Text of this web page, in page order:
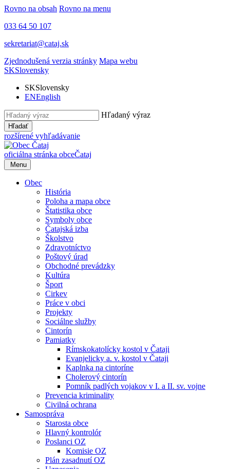
Rovno na obsah Rovno na menu
033 64 50 107
sekretariat@cataj.sk
Zjednodušená verzia stránky Mapa webu
SKSlovensky
SKSlovensky
ENEnglish
Hľadaný výraz
Hľadať
rozšírené vyhľadávanie
oficiálna stránka obceČataj
Menu
Obec
História
Poloha a mapa obce
Štatistika obce
Symboly obce
Čatajská izba
Školstvo
Zdravotníctvo
Poštový úrad
Obchodné prevádzky
Kultúra
Šport
Cirkev
Práce v obci
Projekty
Sociálne služby
Cintorín
Pamiatky
Rímskokatolícky kostol v Čataji
Evanjelicky a. v. kostol v Čataji
Kaplnka na cintoríne
Cholerový cintorín
Pomník padlých vojakov v I. a II. sv. vojne
Prevencia kriminality
Civilná ochrana
Samospráva
Starosta obce
Hlavný kontrolór
Poslanci OZ
Komisie OZ
Plán zasadnutí OZ